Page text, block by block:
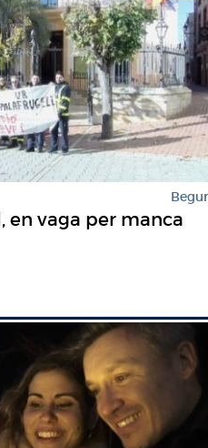
Begur
en vaga per manca